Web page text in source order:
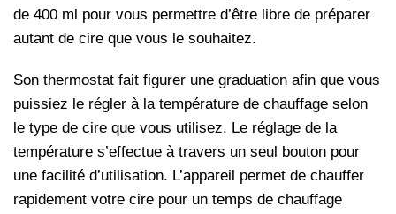
de 400 ml pour vous permettre d’être libre de préparer
autant de cire que vous le souhaitez.
Son thermostat fait figurer une graduation afin que vous
puissiez le régler à la température de chauffage selon
le type de cire que vous utilisez. Le réglage de la
température s’effectue à travers un seul bouton pour
une facilité d’utilisation. L’appareil permet de chauffer
rapidement votre cire pour un temps de chauffage